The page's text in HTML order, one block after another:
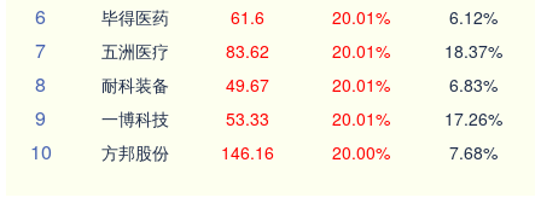
6 毕得医药 61.6 20.01% 6.12%
7 五洲医疗 83.62 20.01% 18.37%
8 耐科装备 49.67 20.01% 6.83%
9 一博科技 53.33 20.01% 17.26%
10 方邦股份 146.16 20.00% 7.68%